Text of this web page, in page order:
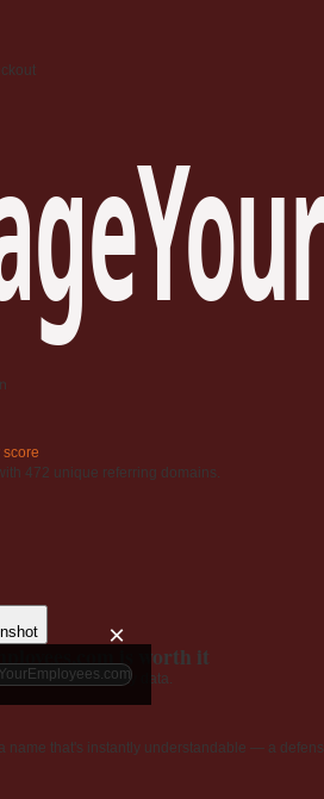
472 unique referring domains.
×
is worth it
verified third-party data.
name that's instantly understandable — a